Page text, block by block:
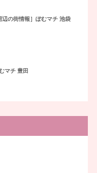
辺の街情報］ぽむマチ 池袋
マチ 豊田